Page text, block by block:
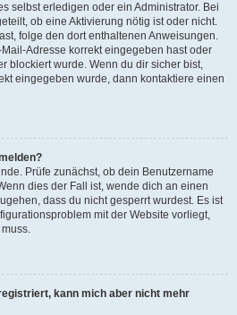
selbst erledigen oder ein Administrator. Bei
ob eine Aktivierung nötig ist oder nicht.
folge den dort enthaltenen Anweisungen.
Adresse korrekt eingegeben hast oder
blockiert wurde. Wenn du dir sicher bist,
eingegeben wurde, dann kontaktiere einen
Prüfe zunächst, ob dein Benutzername
dies der Fall ist, wende dich an einen
dass du nicht gesperrt wurdest. Es ist
mit der Website vorliegt,
kann mich aber nicht mehr